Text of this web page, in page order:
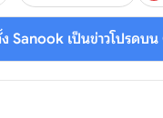
Sanook เป็นข่าวโปรดบ